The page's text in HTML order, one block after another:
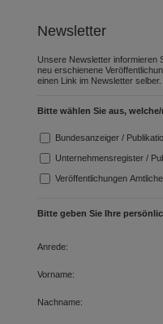
Newsletter
Unsere Newsletter informieren
neu erschienene
einen Link im Newsletter selber.
Bitte wählen Sie aus,
Bundesanzeiger /
Unternehmensregister /
Veröffentlichungen
Bitte geben Sie Ihre
Anrede:
Vorname:
Nachname: